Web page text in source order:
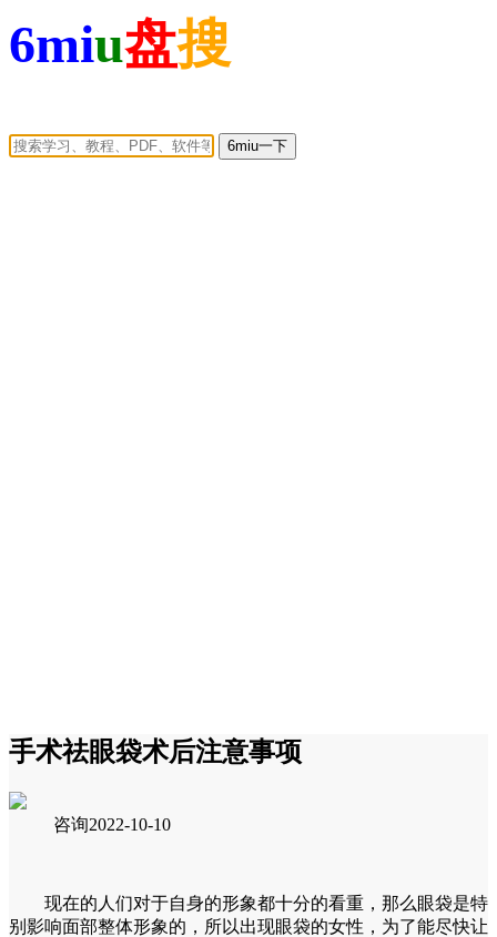
6miu盘搜
6miu一下
手术祛眼袋术后注意事项
咨询2022-10-10
现在的人们对于自身的形象都十分的看重，那么眼袋是特
别影响面部整体形象的，所以出现眼袋的女性，为了能尽快让